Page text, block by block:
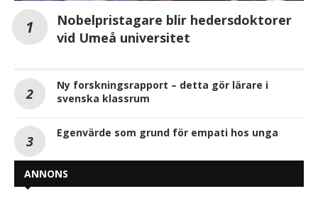
Nobelpristagare blir hedersdoktorer
vid Umeå universitet
Ny forskningsrapport – detta gör lärare i
svenska klassrum
Egenvärde som grund för empati hos unga
ANNONS